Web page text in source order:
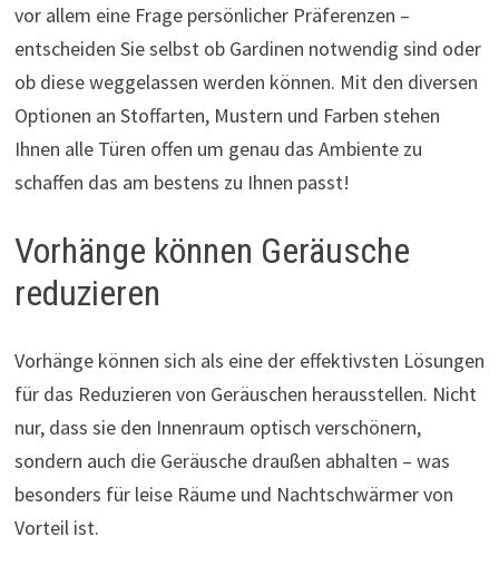
vor allem eine Frage persönlicher Präferenzen –
entscheiden Sie selbst ob Gardinen notwendig sind oder
ob diese weggelassen werden können. Mit den diversen
Optionen an Stoffarten, Mustern und Farben stehen
Ihnen alle Türen offen um genau das Ambiente zu
schaffen das am bestens zu Ihnen passt!
Vorhänge können Geräusche
reduzieren
Vorhänge können sich als eine der effektivsten Lösungen
für das Reduzieren von Geräuschen herausstellen. Nicht
nur, dass sie den Innenraum optisch verschönern,
sondern auch die Geräusche draußen abhalten – was
besonders für leise Räume und Nachtschwärmer von
Vorteil ist.